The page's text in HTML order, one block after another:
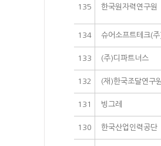
135 한국원자력연구원
134 슈어소프트테크(
133 (주)디파트너스
132 (재)한국조달연구
131 빙그레
130 한국산업인력공단